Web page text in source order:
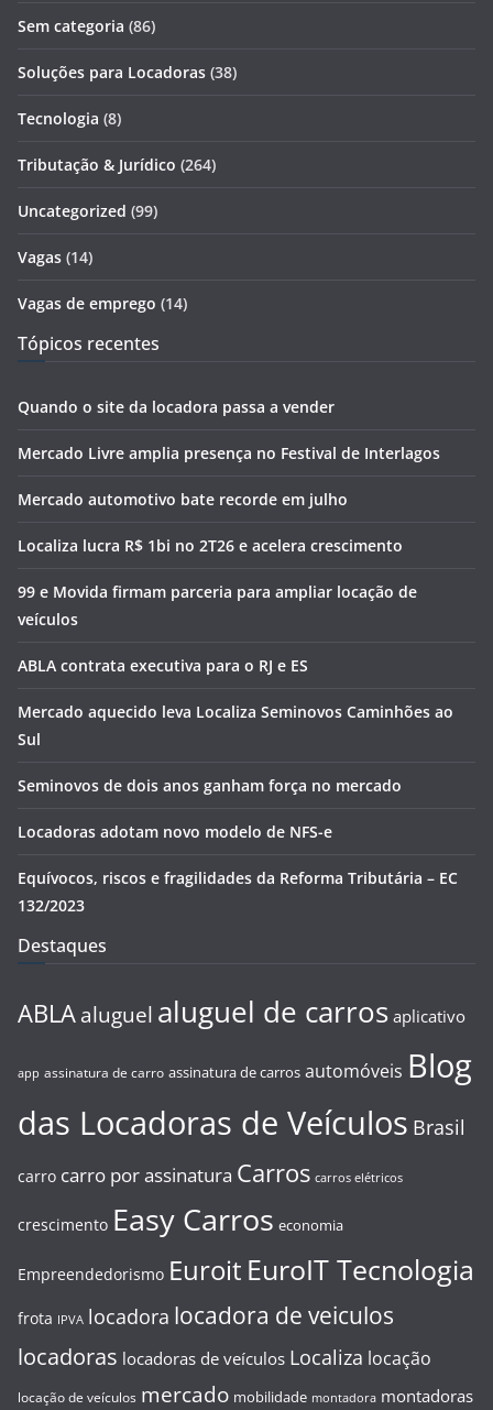
Sem categoria (86)
Soluções para Locadoras (38)
Tecnologia (8)
Tributação & Jurídico (264)
Uncategorized (99)
Vagas (14)
Vagas de emprego (14)
Tópicos recentes
Quando o site da locadora passa a vender
Mercado Livre amplia presença no Festival de Interlagos
Mercado automotivo bate recorde em julho
Localiza lucra R$ 1bi no 2T26 e acelera crescimento
99 e Movida firmam parceria para ampliar locação de
veículos
ABLA contrata executiva para o RJ e ES
Mercado aquecido leva Localiza Seminovos Caminhões ao
Sul
Seminovos de dois anos ganham força no mercado
Locadoras adotam novo modelo de NFS-e
Equívocos, riscos e fragilidades da Reforma Tributária – EC
132/2023
Destaques
ABLA aluguel aluguel de carros aplicativo
app assinatura de carro assinatura de carros automóveis Blog
das Locadoras de Veículos Brasil
carro carro por assinatura Carros carros elétricos
crescimento Easy Carros economia
Empreendedorismo Euroit EuroIT Tecnologia
frota IPVA locadora locadora de veiculos
locadoras locadoras de veículos Localiza locação
locação de veículos mercado mobilidade montadora montadoras